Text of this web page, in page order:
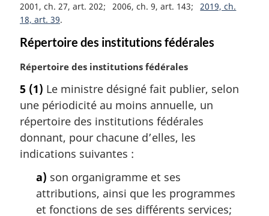
2001, ch. 27, art. 202
2006, ch. 9, art. 143
2019, ch.
18, art. 39
Répertoire des institutions fédérales
N
t
e
m
a
g
Répertoire des institutions fédérales
5 (1) Le ministre désigné fait publier, selon
une périodicité au moins annuelle, un
répertoire des institutions fédérales
donnant, pour chacune d’elles, les
indications suivantes :
a) son organigramme et ses
attributions, ainsi que les programmes
et fonctions de ses différents services;